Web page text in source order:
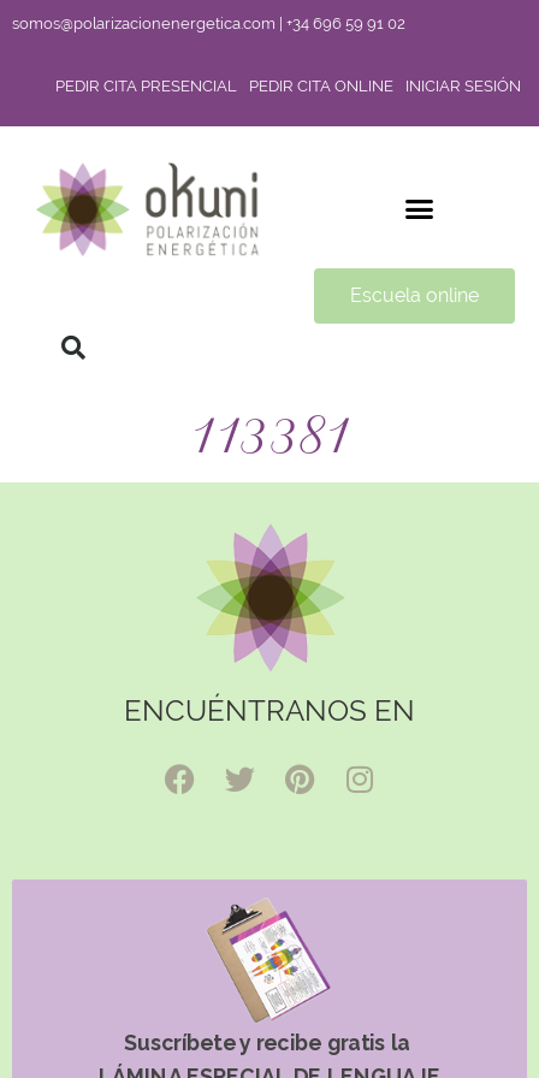
somos@polarizacionenergetica.com | +34 696 59 91 02
PEDIR CITA PRESENCIAL PEDIR CITA ONLINE INICIAR SESIÓN
Escuela online
113381
ENCUÉNTRANOS EN
Suscríbete y recibe gratis la